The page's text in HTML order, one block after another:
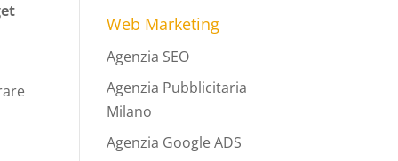
Web Marketing
Agenzia SEO
Agenzia Pubblicitaria
Milano
Agenzia Google ADS